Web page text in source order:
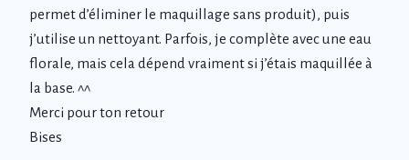
permet d’éliminer le maquillage sans produit), puis
j’utilise un nettoyant. Parfois, je complète avec une eau
florale, mais cela dépend vraiment si j’étais maquillée à
la base. ^^
Merci pour ton retour
Bises